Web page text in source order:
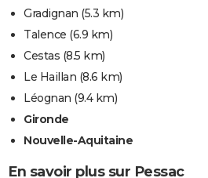
Gradignan (5.3 km)
Talence (6.9 km)
Cestas (8.5 km)
Le Haillan (8.6 km)
Léognan (9.4 km)
Gironde
Nouvelle-Aquitaine
En savoir plus sur Pessac